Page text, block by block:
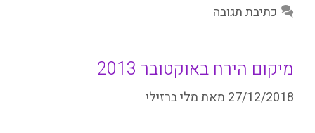
כתיבת תגובה
מיקום הירח באוקטובר 2013
27/12/2018 מאתמלי ברזילי